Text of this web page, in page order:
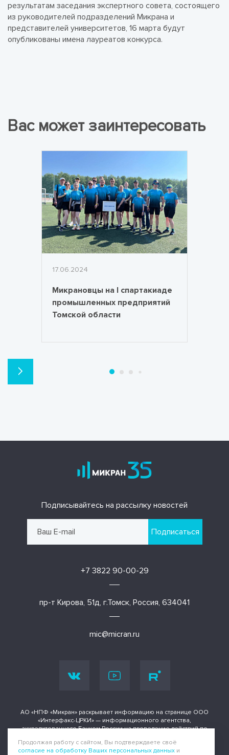
результатам заседания экспертного совета, состоящего
из руководителей подразделений Микрана и
представителей университетов, 16 марта будут
опубликованы имена лауреатов конкурса.
Вас может заинтересовать
17.06.2024
Микрановцы на I спартакиаде
промышленных предприятий
Томской области
Подписывайтесь на рассылку новостей
Подписаться
+7 3822 90-00-29
mic@micran.ru
пр-т Кирова, 51д, г.Томск, Россия, 634041
АО «НПФ «Микран» раскрывает информацию на странице ООО
«Интерфакс-ЦРКИ» — информационного агентства,
аккредитованного Банком России на проведение действий по
инструментах.
Продолжая работу с сайтом, Вы подтверждаете своё
согласие на обработку Ваших персональных данных и